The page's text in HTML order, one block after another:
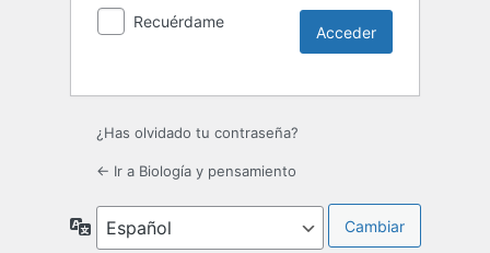
Recuérdame
¿Has olvidado tu contraseña?
← Ir a Biología y pensamiento
Idioma